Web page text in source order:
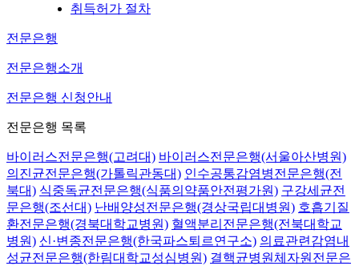
취득허가 절차
전문은행
전문은행소개
전문은행 신청안내
전문은행 목록
바이러스전문은행(고려대) 바이러스전문은행(서울아산병원)
의진균전문은행(가톨릭관동대) 인수공통감염병전문은행(전
북대) 식중독균전문은행(식품의약품안전평가원) 구강세균전
문은행(조선대) 난배양성전문은행(경상국립대병원) 호흡기질
환전문은행(경북대학교병원) 혈액분리전문은행(전북대학교
병원) 신·변종전문은행(한국파스퇴르연구소) 의료관련감염내
성균전문은행(한림대학교성심병원) 결핵균병원체자원전문은